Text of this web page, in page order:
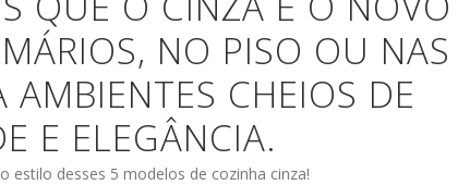
NO PISO OU NAS
AMBIENTES CHEIOS DE
E ELEGÂNCIA.
estilo desses 5 modelos de cozinha cinza!